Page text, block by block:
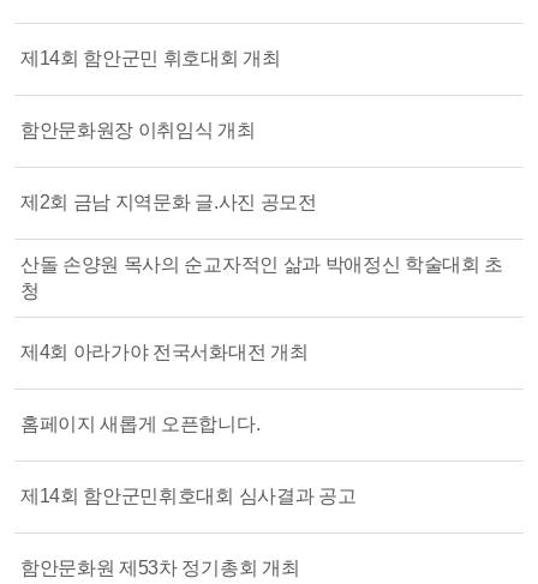
제14회 함안군민 휘호대회 개최
함안문화원장 이취임식 개최
제2회 금남 지역문화 글.사진 공모전
산돌 손양원 목사의 순교자적인 삶과 박애정신 학술대회 초
청
제4회 아라가야 전국서화대전 개최
홈페이지 새롭게 오픈합니다.
제14회 함안군민휘호대회 심사결과 공고
함안문화원 제53차 정기총회 개최